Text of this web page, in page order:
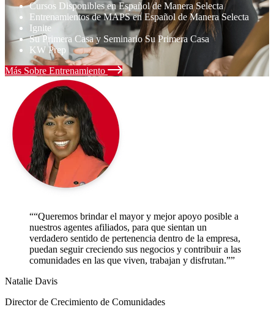
Cursos Disponibles en Español de Manera Selecta
Entrenamientos de MAPS en Español de Manera Selecta
Ignite
Su Primera Casa y Seminario Su Primera Casa
KW Prep
Más Sobre Entrenamiento
““Queremos brindar el mayor y mejor apoyo posible a
nuestros agentes afiliados, para que sientan un
verdadero sentido de pertenencia dentro de la empresa,
puedan seguir creciendo sus negocios y contribuir a las
comunidades en las que viven, trabajan y disfrutan.””
Natalie Davis
Director de Crecimiento de Comunidades